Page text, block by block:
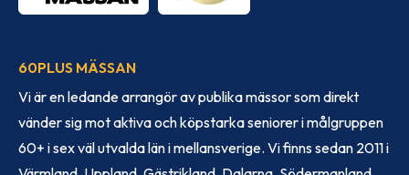
60PLUS MÄSSAN
Vi är en ledande arrangör av publika mässor som direkt
vänder sig mot aktiva och köpstarka seniorer i målgruppen
60+ i sex väl utvalda län i mellansverige. Vi finns sedan 2011 i